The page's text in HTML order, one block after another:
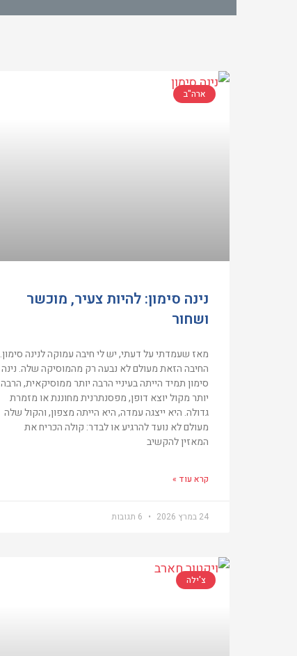
ארה"ב
נינה סימון: להיות צעיר, מוכשר
ושחור
מאז שעמדתי על דעתי, יש לי חיבה עמוקה לנינה סימון.
החיבה הזאת מעולם לא נבעה רק מהמוסיקה שלה. נינה
סימון תמיד הייתה בעיניי הרבה יותר ממוסיקאית, הרבה
יותר מקול יוצא דופן, מפסנתרנית מחוננת או מזמרת
גדולה. היא ייצגה עמדה, היא הייתה מצפון, והקול שלה
מעולם לא נועד להרגיע או לבדר: קולה הכריח את
המאזין להקשיב
קרא עוד »
24 במרץ 2026
צ'ילה